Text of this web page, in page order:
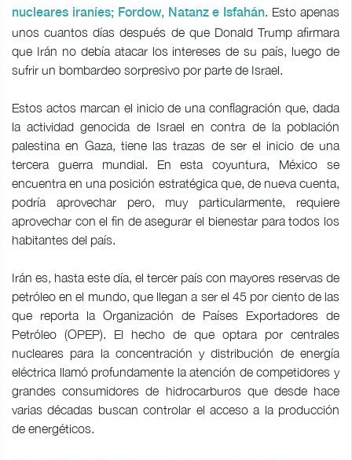
nucleares iraníes; Fordow, Natanz e Isfahán. Esto apenas
unos cuantos días después de que Donald Trump afirmara
que Irán no debía atacar los intereses de su país, luego de
sufrir un bombardeo sorpresivo por parte de Israel.
Estos actos marcan el inicio de una conflagración que, dada
la actividad genocida de Israel en contra de la población
palestina en Gaza, tiene las trazas de ser el inicio de una
tercera guerra mundial. En esta coyuntura, México se
encuentra en una posición estratégica que, de nueva cuenta,
podría aprovechar pero, muy particularmente, requiere
aprovechar con el fin de asegurar el bienestar para todos los
habitantes del país.
Irán es, hasta este día, el tercer país con mayores reservas de
petróleo en el mundo, que llegan a ser el 45 por ciento de las
que reporta la Organización de Países Exportadores de
Petróleo (OPEP). El hecho de que optara por centrales
nucleares para la concentración y distribución de energía
eléctrica llamó profundamente la atención de competidores y
grandes consumidores de hidrocarburos que desde hace
varias décadas buscan controlar el acceso a la producción
de energéticos.